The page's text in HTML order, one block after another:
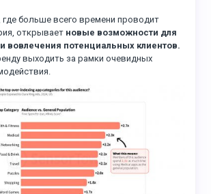
где больше всего времени проводит
открывает новые возможности для
вовлечения потенциальных клиентов.
выходить за рамки очевидных